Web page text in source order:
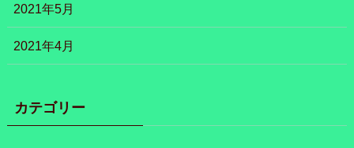
2021年5月
2021年4月
カテゴリー